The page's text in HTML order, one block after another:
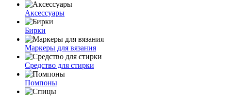
Аксессуары
Бирки
Маркеры для вязания
Средство для стирки
Помпоны